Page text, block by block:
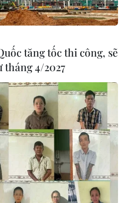
tăng tốc thi công, sẽ
tháng 4/2027